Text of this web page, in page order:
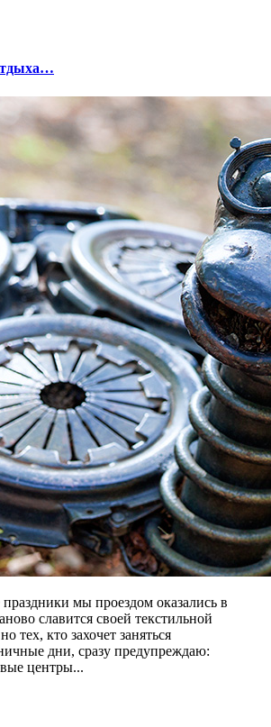
мы проездом оказались в
славится своей текстильной
тех, кто захочет заняться
дни, сразу предупреждаю:
центры...